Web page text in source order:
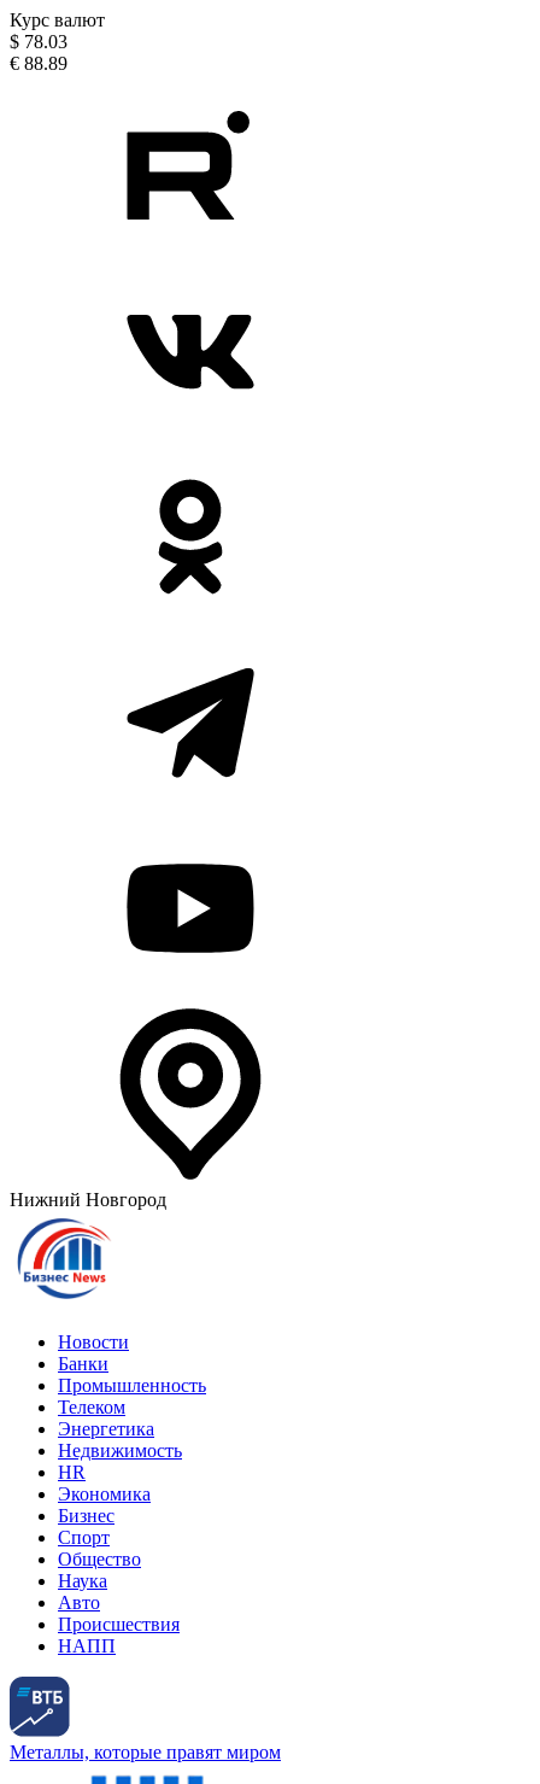
Курс валют
$ 78.03
€ 88.89
Нижний Новгород
Новости
Банки
Промышленность
Телеком
Энергетика
Недвижимость
HR
Экономика
Бизнес
Спорт
Общество
Наука
Авто
Происшествия
НАПП
Металлы, которые правят миром